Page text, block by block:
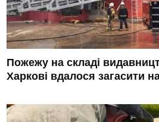
Пожежу на складі
Харкові вдалося загасити